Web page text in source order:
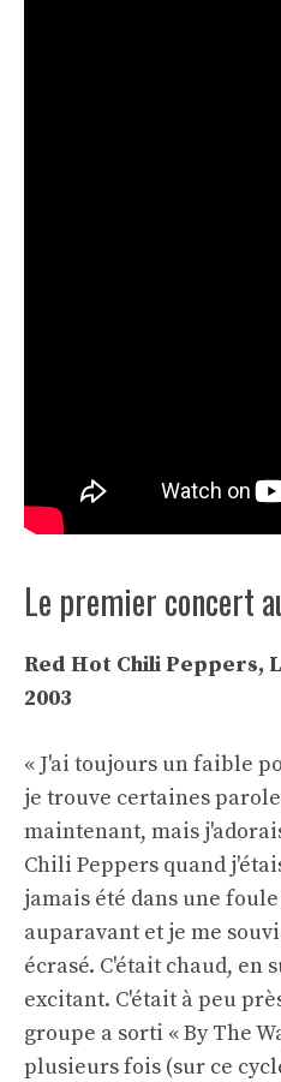
Le premier concert
Red Hot Chili Peppers,
2003
« J'ai toujours un faible
je trouve certaines
maintenant, mais
Chili Peppers quand
jamais été dans une
auparavant et je me
écrasé. C'était chaud, en
excitant. C'était à peu
groupe a sorti « By The
plusieurs fois (sur ce